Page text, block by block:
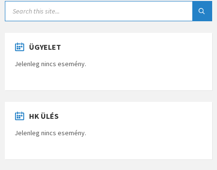
ÜGYELET
Jelenleg nincs esemény.
HK ÜLÉS
Jelenleg nincs esemény.